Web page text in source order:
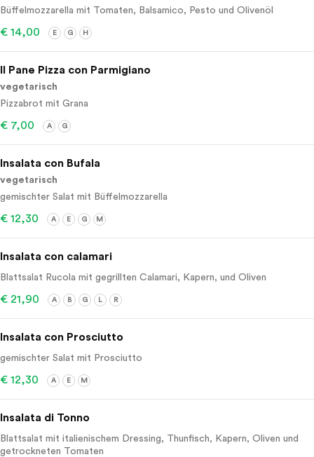
Büffelmozzarella mit Tomaten, Balsamico, Pesto und Olivenöl
€ 14,00 E G H
Il Pane Pizza con Parmigiano
vegetarisch
Pizzabrot mit Grana
€ 7,00 A G
Insalata con Bufala
vegetarisch
gemischter Salat mit Büffelmozzarella
€ 12,30 A E G M
Insalata con calamari
Blattsalat Rucola mit gegrillten Calamari, Kapern, und Oliven
€ 21,90 A B G L R
Insalata con Prosciutto
gemischter Salat mit Prosciutto
€ 12,30 A E M
Insalata di Tonno
Blattsalat mit italienischem Dressing, Thunfisch, Kapern, Oliven und
getrockneten Tomaten